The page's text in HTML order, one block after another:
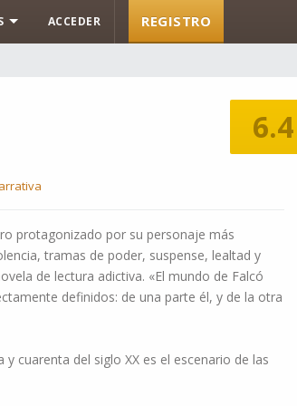
ACCEDER REGISTRO
6.4
protagonizado por su personaje más
tramas de poder, suspense, lealtad y
de lectura adictiva. «El mundo de Falcó
definidos: de una parte él, y de la otra
cuarenta del siglo XX es el escenario de las